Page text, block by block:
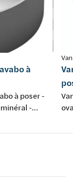
à
à poser -
-